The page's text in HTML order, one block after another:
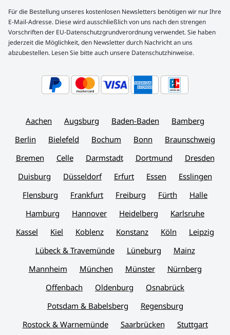
Für die Bestellung unseres kostenlosen Newsletters benötigen wir nur Ihre
E-Mail-Adresse. Diese wird ausschließlich von uns nach den strengen
Vorschriften der EU-Datenschutzgrundverordnung verwendet. Sie haben
jederzeit die Möglichkeit, den Newsletter durch Nachricht an uns
abzubestellen. Lesen Sie bitte auch unsere Datenschutzhinweise.
Aachen Augsburg Baden-Baden
Bamberg
Berlin
Bielefeld Bochum Bonn
Braunschweig
Bremen
Celle Darmstadt Dortmund
Dresden
Duisburg
Düsseldorf Erfurt Essen
Esslingen
Flensburg
Frankfurt Freiburg Fürth
Halle
Hamburg
Hannover Heidelberg
Karlsruhe
Kassel
Kiel Koblenz Konstanz Köln
Leipzig
Lübeck & Travemünde
Lüneburg
Mainz
Mannheim
München Münster
Nürnberg
Offenbach
Oldenburg
Osnabrück
Potsdam & Babelsberg
Regensburg
Rostock & Warnemünde
Saarbrücken Stuttgart